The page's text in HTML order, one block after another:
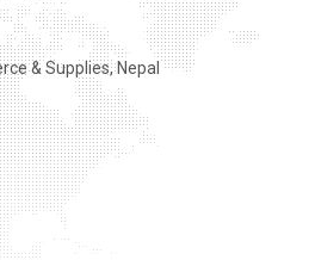
& Supplies, Nepal